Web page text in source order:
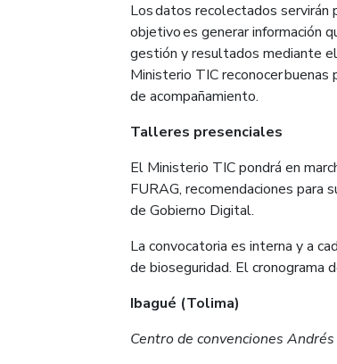
Los datos recolectados servirán
objetivo es generar información
gestión y resultados mediante
Ministerio TIC reconocer
de acompañamiento.
Talleres presenciales
El Ministerio TIC pondrá en
FURAG, recomendaciones para
de Gobierno Digital.
La convocatoria es interna y a
de bioseguridad. El cronograma
Ibagué (Tolima)
Centro de convenciones